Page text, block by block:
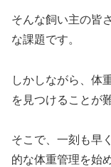
そんな飼い主の皆
な課題です。
しかしながら、体
を見つけることが
そこで、一刻も早
的な体重管理を始